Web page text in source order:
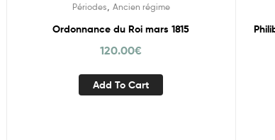
Périodes Ancien régime
Ordonnance du Roi mars 1815
120.00€
Add To Cart